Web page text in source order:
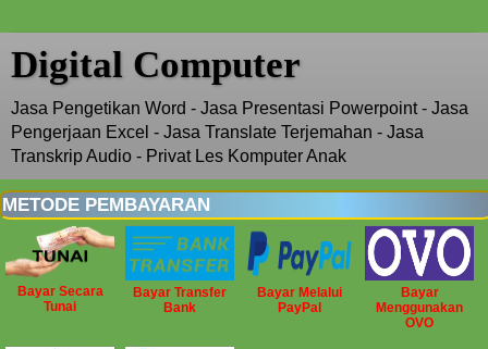
Digital Computer
Jasa Pengetikan Word - Jasa Presentasi Powerpoint - Jasa
Pengerjaan Excel - Jasa Translate Terjemahan - Jasa
Transkrip Audio - Privat Les Komputer Anak
METODE PEMBAYARAN
Bayar Secara
Tunai
Bayar Transfer
Bank
Bayar Melalui
PayPal
Bayar
Menggunakan
OVO